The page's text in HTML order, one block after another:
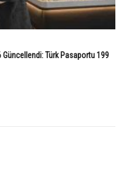
Türk Pasaportu 199